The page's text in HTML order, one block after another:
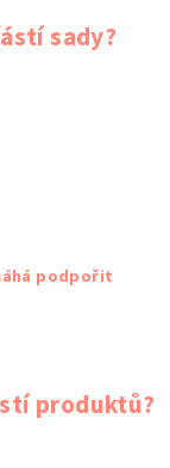
sady?
podpořit
produktů?